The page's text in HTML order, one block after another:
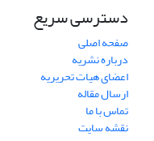
دسترسی سریع
صفحه اصلی
درباره نشریه
اعضای هیات تحریریه
ارسال مقاله
تماس با ما
نقشه سایت